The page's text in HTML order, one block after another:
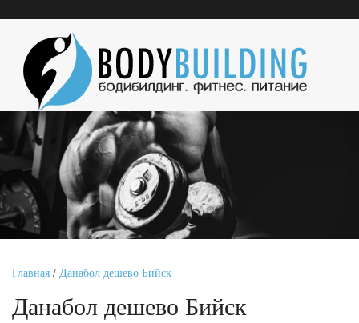
Главная / Данабол дешево Бийск
Данабол дешево Бийск